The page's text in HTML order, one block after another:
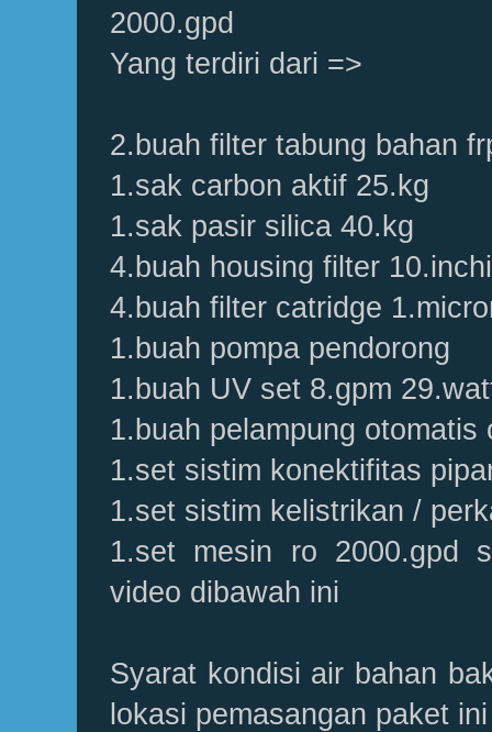
2000.gpd
Yang terdiri dari =>
2.buah filter tabung bahan
1.sak carbon aktif 25.kg
1.sak pasir silica 40.kg
4.buah housing filter 10.inchi
4.buah filter catridge
1.buah pompa pendorong
1.buah UV set 8.gpm
1.buah pelampung otomatis
1.set sistim konektifitas
1.set sistim kelistrikan /
1.set mesin ro 2000.gpd
video dibawah ini
Syarat kondisi air bahan
lokasi pemasangan paket